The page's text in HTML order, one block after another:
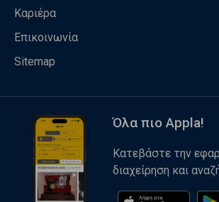
Καριέρα
Επικοινωνία
Sitemap
Όλα πιο Appla!
Κατεβάστε την
διαχείρηση και